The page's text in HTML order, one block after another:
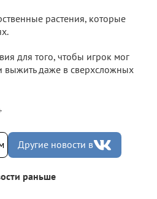
растения, которые
для того, чтобы игрок мог
выжить даже в сверхсложных
Другие новости в
раньше